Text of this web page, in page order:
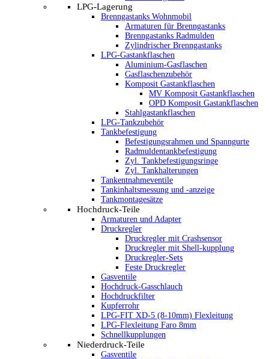
LPG-Lagerung
Brenngastanks Wohnmobil
Armaturen für Brenngastanks
Brenngastanks Radmulden
Zylindrischer Brenngastanks
LPG-Gastankflaschen
Aluminium-Gasflaschen
Gasflaschenzubehör
Komposit Gastankflaschen
MV Komposit Gastankflaschen
OPD Komposit Gastankflaschen
Stahlgastankflaschen
LPG-Tankzubehör
Tankbefestigung
Befestigungsrahmen und Spanngurte
Radmuldentankbefestigung
Zyl. Tankbefestigungsringe
Zyl. Tankhalterungen
Tankentnahmeventile
Tankinhaltsmessung und -anzeige
Tankmontagesätze
Hochdruck-Teile
Armaturen und Adapter
Druckregler
Druckregler mit Crashsensor
Druckregler mit Shell-kupplung
Druckregler-Sets
Feste Druckregler
Gasventile
Hochdruck-Gasschlauch
Hochdruckfilter
Kupferrohr
LPG-FIT XD-5 (8-10mm) Flexleitung
LPG-Flexleitung Faro 8mm
Schnellkupplungen
Niederdruck-Teile
Gasventile